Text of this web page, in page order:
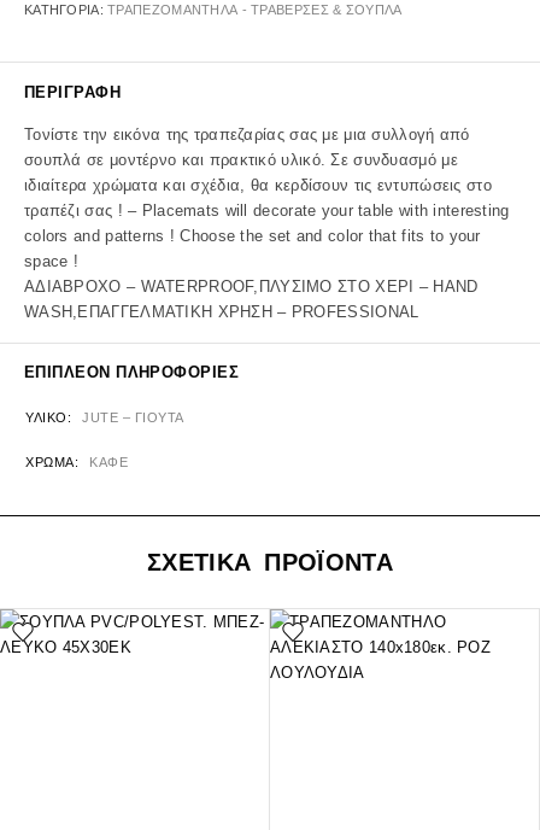
ΚΑΤΗΓΟΡΊΑ:ΤΡΑΠΕΖΟΜΑΝΤΗΛΑ - ΤΡΑΒΕΡΣΕΣ & ΣΟΥΠΛΑ
ΠΕΡΙΓΡΑΦΉ
Τονίστε την εικόνα της τραπεζαρίας σας με μια συλλογή από
σουπλά σε μοντέρνο και πρακτικό υλικό. Σε συνδυασμό με
ιδιαίτερα χρώματα και σχέδια, θα κερδίσουν τις εντυπώσεις στο
τραπέζι σας ! – Placemats will decorate your table with interesting
colors and patterns ! Choose the set and color that fits to your
space !
ΑΔΙΑΒΡΟΧΟ – WATERPROOF,ΠΛΥΣΙΜΟ ΣΤΟ ΧΕΡΙ – HAND
WASH,ΕΠΑΓΓΕΛΜΑΤΙΚΗ ΧΡΗΣΗ – PROFESSIONAL
ΕΠΙΠΛΈΟΝ ΠΛΗΡΟΦΟΡΊΕΣ
ΥΛΙΚΌ JUTE – ΓΙΟΥΤΑ
ΧΡΏΜΑ ΚΑΦΕ
ΣΧΕΤΙΚΑ ΠΡΟΪΟΝΤΑ